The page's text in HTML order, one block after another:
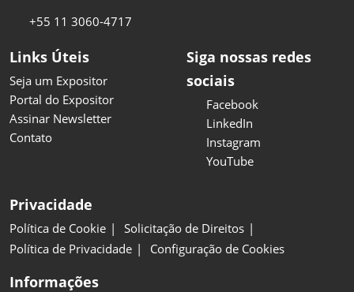
+55 11 3060-4717
Links Úteis
Seja um Expositor
Portal do Expositor
Assinar Newsletter
Contato
Siga nossas redes
sociais
Facebook
LinkedIn
Instagram
YouTube
Privacidade
Política de Cookie
Solicitação de Direitos
Política de Privacidade
Configuração de Cookies
Informações